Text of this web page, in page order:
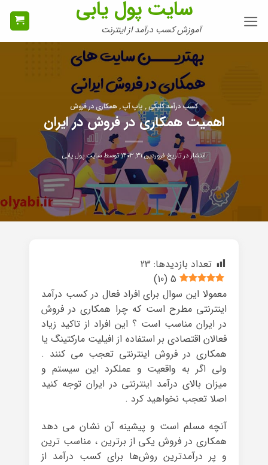
سایت پول یابی
آموزش کسب درآمد از اینترنت
کسب درآمد کلیکی , پاپ آپ , همکاری در فروش
اهمیت همکاری در فروش در ایران
انتشار در تاریخفروردین ۳۱, ۱۴۰۳ توسطسایت پول یابی
تعداد بازدیدها: 23
5
(
10
)
معمولا این سوال برای افراد فعال در کسب درآمد
اینترنتی مطرح است که چرا همکاری در فروش
در ایران مناسب است ؟ این افراد از تاکید زیاد
فعالان اقتصادی بر استفاده از افیلیت مارکتینگ یا
همکاری در فروش اینترنتی تعجب می کنند .
ولی اگر به واقعیت و عملکرد این سیستم و
میزان بالای درآمد اینترنتی در ایران توجه کنید
اصلا تعجب نخواهید کرد .
آنچه مسلم است و پیشینه آن نشان می دهد
همکاری در فروش یکی از برترین ، مناسب ترین
و پر درآمدترین روش‌ها برای کسب درآمد از